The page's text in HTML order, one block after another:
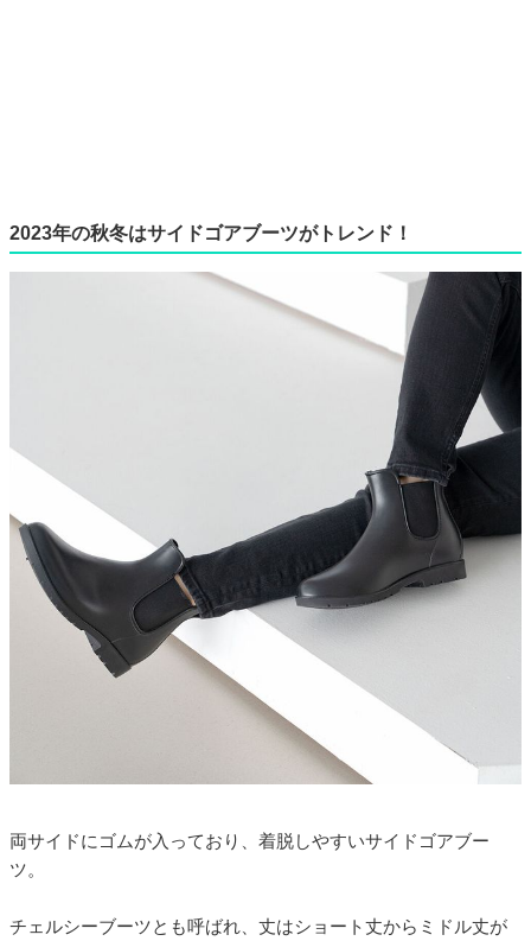
2023年の秋冬はサイドゴアブーツがトレンド！
両サイドにゴムが入っており、着脱しやすいサイドゴアブー
ツ。
チェルシーブーツとも呼ばれ、丈はショート丈からミドル丈が